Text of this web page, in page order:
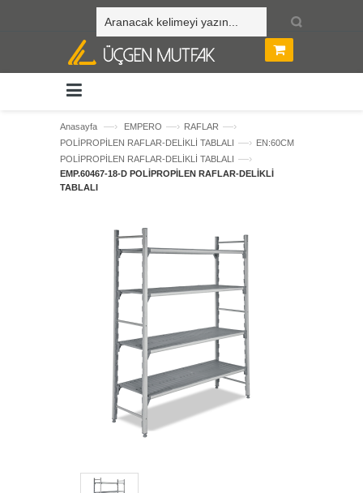
Anasayfa —› EMPERO —› RAFLAR —›
POLİPROPİLEN RAFLAR-DELİKLİ TABLALI —› EN:60CM
POLİPROPİLEN RAFLAR-DELİKLİ TABLALI —›
EMP.60467-18-D POLİPROPİLEN RAFLAR-DELİKLİ
TABLALI